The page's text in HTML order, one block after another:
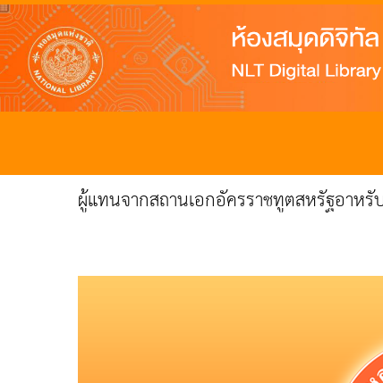
ผู้แทนจากสถานเอกอัครราชทูตสหรัฐอาห